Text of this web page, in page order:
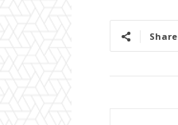
Share